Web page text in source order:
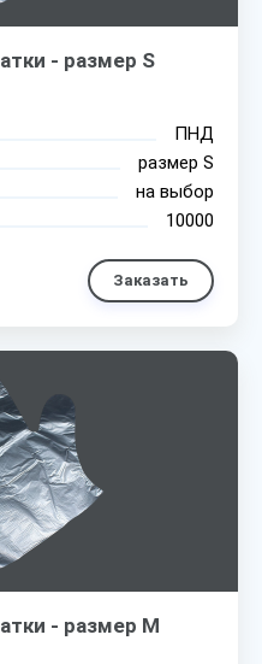
- размер S
ПНД
размер S
на выбор
10000
Заказать
- размер M